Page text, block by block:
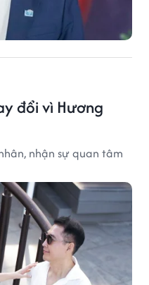
đổi vì Hương
nhận sự quan tâm